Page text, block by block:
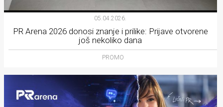
05.04.2026.
PR Arena 2026 donosi znanje i prilike: Prijave otvorene
još nekoliko dana
PROMO